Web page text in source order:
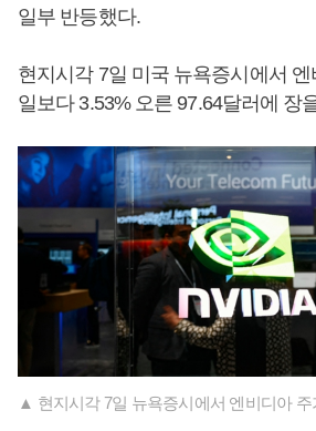
일부 반등했다.
현지시각 7일 미국 뉴욕증시에서
일보다 3.53% 오른 97.64달러에 장
▲ 현지시각 7일 뉴욕증시에서 엔비디아 주